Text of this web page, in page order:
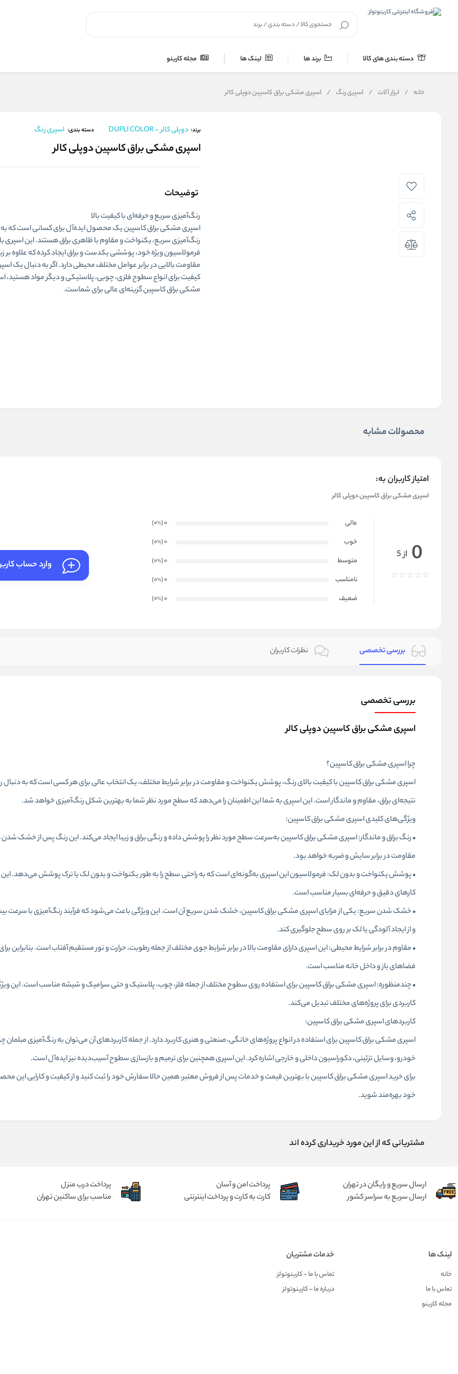
دسته بندی های کالا برند ها لینک ها مجله کارینو
خانه / ابزار آلات / اسپری رنگ / اسپری مشکی براق کاسپین دوپلی کالر
برند: دوپلی کالر - DUPLI COLOR دسته بندی: اسپری رنگ
اسپری مشکی براق کاسپین دوپلی کالر
توضیحات
رنگ‌آمیزی سریع و حرفه‌ای با کیفیت بالا
اسپری مشکی براق کاسپین یک محصول ایده‌آل برای کسانی است که به
رنگ‌آمیزی سریع، یکنواخت و مقاوم با ظاهری براق هستند. این اسپری با
فرمولاسیون ویژه‌ خود، پوششی یکدست و براق ایجاد کرده که علاوه بر
مقاومت بالایی در برابر عوامل مختلف محیطی دارد. اگر به دنبال یک
کیفیت برای انواع سطوح فلزی، چوبی، پلاستیکی و دیگر مواد هستید،
مشکی براق کاسپین گزینه‌ای عالی برای شماست.
محصولات مشابه
امتیاز کاربران به:
اسپری مشکی براق کاسپین دوپلی کالر
0 از 5
عالی 0
(0
%
)
خوب
0
(0
%
)
متوسط
0
(0
%
)
نامناسب
0
(0
%
)
ضعیف
0
(0
%
)
وارد حساب
بررسی تخصصی نظرات کاربران
بررسی تخصصی
اسپری مشکی براق کاسپین دوپلی کالر
چرا اسپری مشکی براق کاسپین؟
اسپری مشکی براق کاسپین با کیفیت بالای رنگ، پوشش یکنواخت و مقاومت در برابر شرایط مختلف، یک انتخاب عالی برای هر کسی است که به دنبال
نتیجه‌ای براق، مقاوم و ماندگار است. این اسپری به شما این اطمینان را می‌دهد که سطح مورد نظر شما به بهترین شکل رنگ‌آمیزی خواهد شد.
ویژگی‌های کلیدی اسپری مشکی براق کاسپین:
• رنگ براق و ماندگار: اسپری مشکی براق کاسپین به‌سرعت سطح مورد نظر را پوشش داده و رنگی براق و زیبا ایجاد می‌کند. این رنگ پس از خشک شدن
مقاومت در برابر سایش و ضربه خواهد بود.
• پوشش یکنواخت و بدون لک: فرمولاسیون این اسپری به‌گونه‌ای است که به راحتی سطح را به طور یکنواخت و بدون لک یا ترک پوشش می‌دهد. این
کارهای دقیق و حرفه‌ای بسیار مناسب است.
• خشک شدن سریع: یکی از مزایای اسپری مشکی براق کاسپین، خشک شدن سریع آن است. این ویژگی باعث می‌شود که فرآیند رنگ‌آمیزی با سرعت
و از ایجاد آلودگی یا لک بر روی سطح جلوگیری کند.
• مقاوم در برابر شرایط محیطی: این اسپری دارای مقاومت بالا در برابر شرایط جوی مختلف از جمله رطوبت، حرارت و نور مستقیم آفتاب است. بنابراین
فضاهای باز و داخل خانه مناسب است.
• چندمنظوره: اسپری مشکی براق کاسپین برای استفاده روی سطوح مختلف از جمله فلز، چوب، پلاستیک و حتی سرامیک و شیشه مناسب است. این ویژگی
کاربردی برای پروژه‌های مختلف تبدیل می‌کند.
کاربردهای اسپری مشکی براق کاسپین:
اسپری مشکی براق کاسپین برای استفاده در انواع پروژه‌های خانگی، صنعتی و هنری کاربرد دارد. از جمله کاربردهای آن می‌توان به رنگ‌آمیزی مبلمان
خودرو، وسایل تزئینی، دکوراسیون داخلی و خارجی اشاره کرد. این اسپری همچنین برای ترمیم و بازسازی سطوح آسیب‌دیده نیز ایده‌آل است.
برای خرید اسپری مشکی براق کاسپین با بهترین قیمت و خدمات پس از فروش معتبر، همین حالا سفارش خود را ثبت کنید و از کیفیت و کارایی این
خود بهره‌مند شوید.
مشتریانی که از این مورد خریداری کرده اند
ارسال سریع و رایگان در تهران
ارسال سریع به سراسر کشور
پرداخت امن و آسان
کارت به کارت و پرداخت اینترنتی
پرداخت درب منزل
مناسب برای ساکنین تهران
لینک ها
خانه
تماس با ما
مجله کارینو
خدمات مشتریان
تماس با ما - کارینوتولز
درباره ما – کارینوتولز